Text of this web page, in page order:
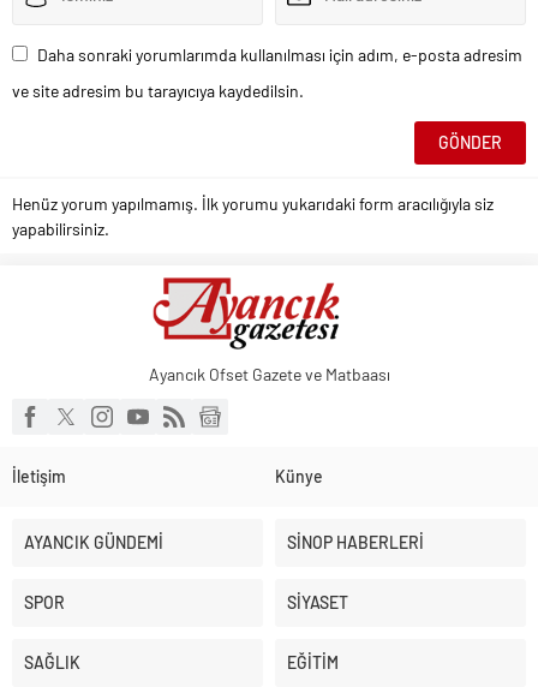
Daha sonraki yorumlarımda kullanılması için adım, e-posta adresim
ve site adresim bu tarayıcıya kaydedilsin.
Henüz yorum yapılmamış. İlk yorumu yukarıdaki form aracılığıyla siz
yapabilirsiniz.
Ayancık Ofset Gazete ve Matbaası
İletişim Künye
AYANCIK GÜNDEMİ SİNOP HABERLERİ
SPOR SİYASET
SAĞLIK EĞİTİM